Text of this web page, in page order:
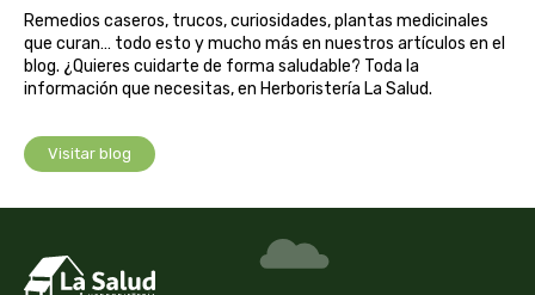
Remedios caseros, trucos, curiosidades, plantas medicinales
que curan… todo esto y mucho más en nuestros artículos en el
blog. ¿Quieres cuidarte de forma saludable? Toda la
información que necesitas, en Herboristería La Salud.
Visitar blog
cosmo naturel
cosnature
d shila
dento produts